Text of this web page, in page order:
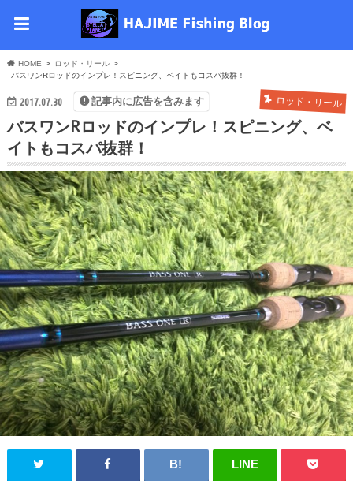
HOME
ロッド・リール
バスワンRロッドのインプレ！スピニング、ベイトもコスパ抜群！
2017.07.30 ロッド・リール
記事内に広告を含みます
バスワンRロッドのインプレ！スピニング、ベ
イトもコスパ抜群！